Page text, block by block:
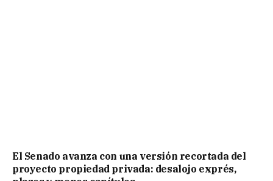
El Senado avanza con una versión recortada del
proyecto propiedad privada: desalojo exprés,